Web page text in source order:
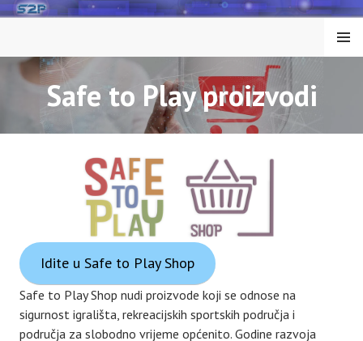
Skip
MENU
Safe to Play proizvodi
Idite u Safe to Play Shop
Safe to Play Shop nudi proizvode koji se odnose na
sigurnost igrališta, rekreacijskih sportskih područja i
područja za slobodno vrijeme općenito. Godine razvoja